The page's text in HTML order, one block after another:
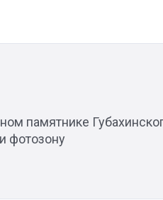
памятнике
фотозону